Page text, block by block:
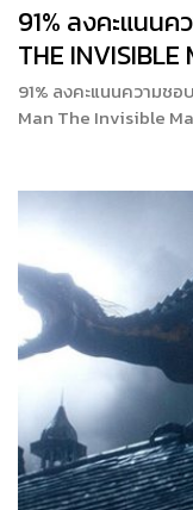
91% ลงคะแนนค
THE INVISIBLE
91% ลงคะแนนความชอ
Man The Invisible